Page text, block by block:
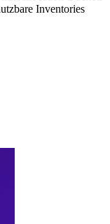
Inventories